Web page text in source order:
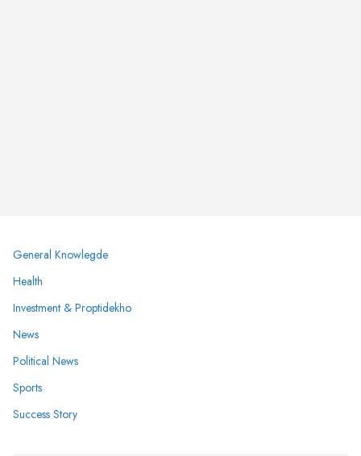
General Knowlegde
Health
Investment & Proptidekho
News
Political News
Sports
Success Story